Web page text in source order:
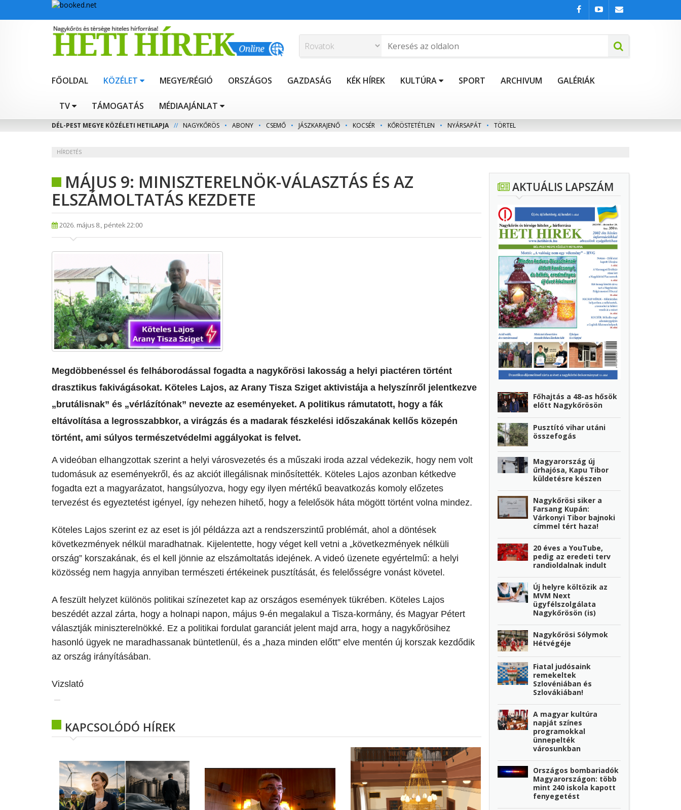
FŐOLDAL KÖZÉLET MEGYE/RÉGIÓ ORSZÁGOS GAZDASÁG KÉK HÍREK KULTÚRA SPORT ARCHIVUM GALÉRIÁK
TV TÁMOGATÁS MÉDIAAJÁNLAT
DÉL-PEST MEGYE KÖZÉLETI HETILAPJA // NAGYKŐRÖS • ABONY • CSEMŐ • JÁSZKARAJENŐ • KOCSÉR • KŐRÖSTETÉTLEN • NYÁRSAPÁT • TÖRTEL
HÍRDETÉS
MÁJUS 9: MINISZTERELNÖK-VÁLASZTÁS ÉS AZ
ELSZÁMOLTATÁS KEZDETE
2026. május 8., péntek 22:00
Megdöbbenéssel és felháborodással fogadta a nagykőrösi lakosság a helyi piactéren történt
drasztikus fakivágásokat. Köteles Lajos, az Arany Tisza Sziget aktivistája a helyszínről jelentkezve
„brutálisnak” és „vérlázítónak” nevezte az eseményeket. A politikus rámutatott, hogy a fák
eltávolítása a legrosszabbkor, a virágzás és a madarak fészkelési időszakának kellős közepén
történt, ami súlyos természetvédelmi aggályokat is felvet.
A videóban elhangzottak szerint a helyi városvezetés és a műszaki iroda azzal védekezik, hogy nem volt
tudomásuk az eseményekről, és az akciót illegálisnak minősítették. Köteles Lajos azonban kétkedve
fogadta ezt a magyarázatot, hangsúlyozva, hogy egy ilyen mértékű beavatkozás komoly előzetes
tervezést és egyeztetést igényel, így nehezen hihető, hogy a felelősök háta mögött történt volna mindez.
​Köteles Lajos szerint ez az eset is jól példázza azt a rendszerszintű problémát, ahol a döntések
következmények nélkül maradhatnak. Kijelentette, hogy véget kell vetni a „következmények nélküli
ország” korszakának, és el kell jönnie az elszámoltatás idejének. A videó üzenete egyértelmű: a helyi
közösség nem hagyja annyiban természeti értékeinek pusztítását, és felelősségre vonást követel.
​A feszült helyzet különös politikai színezetet kap az országos események tükrében. Köteles Lajos
beszédét azzal zárta, hogy a holnapi napon, május 9-én megalakul a Tisza-kormány, és Magyar Pétert
választják miniszterelnökké. Ez a politikai fordulat garanciát jelent majd arra, hogy a nagykőrösihez
hasonló ügyek ne maradhassanak büntetlenül, és a „haza minden előtt” elve mentén új korszak kezdődik
az ország irányításában.
Vizslató
KAPCSOLÓDÓ HÍREK
AKTUÁLIS LAPSZÁM
Főhajtás a 48-as hősök
előtt Nagykőrösön
Pusztító vihar utáni
összefogás
Magyarország új
űrhajósa, Kapu Tibor
küldetésre készen
Nagykőrösi siker a
Farsang Kupán:
Várkonyi Tibor bajnoki
címmel tért haza!
20 éves a YouTube,
pedig az eredeti terv
randioldalnak indult
Új helyre költözik az
MVM Next
ügyfélszolgálata
Nagykőrösön (is)
Nagykőrösi Sólymok
Hétvégéje
Fiatal judósaink
remekeltek
Szlovéniában és
Szlovákiában!
A magyar kultúra
napját színes
programokkal
ünnepelték
városunkban
Országos bombariadók
Magyarországon: több
mint 240 iskola kapott
fenyegetést